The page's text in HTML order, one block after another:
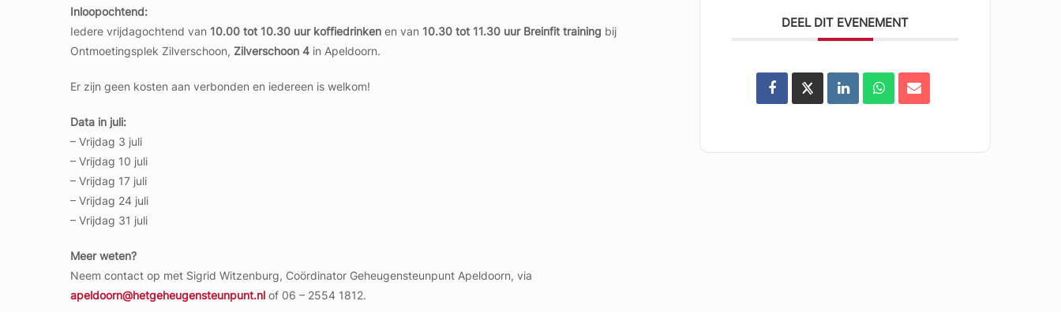
Inloopochtend:
Iedere vrijdagochtend van 10.00 tot 10.30 uur koffiedrinken en van 10.30 tot 11.30 uur Breinfit training bij
Ontmoetingsplek Zilverschoon, Zilverschoon 4 in Apeldoorn.
Er zijn geen kosten aan verbonden en iedereen is welkom!
Data in juli:
– Vrijdag 3 juli
– Vrijdag 10 juli
– Vrijdag 17 juli
– Vrijdag 24 juli
– Vrijdag 31 juli
Meer weten?
Neem contact op met Sigrid Witzenburg, Coördinator Geheugensteunpunt Apeldoorn, via
apeldoorn@hetgeheugensteunpunt.nl of 06 – 2554 1812.
DEEL DIT EVENEMENT